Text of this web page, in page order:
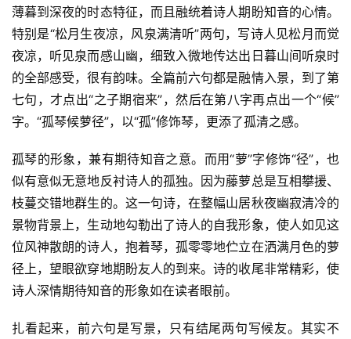
薄暮到深夜的时态特征，而且融统着诗人期盼知音的心情。
特别是“松月生夜凉，风泉满清听”两句，写诗人见松月而觉
夜凉，听见泉而感山幽，细致入微地传达出日暮山间听泉时
的全部感受，很有韵味。全篇前六句都是融情入景，到了第
七句，才点出“之子期宿来”，然后在第八字再点出一个“候”
字。“孤琴候萝径”，以“孤”修饰琴，更添了孤清之感。
孤琴的形象，兼有期待知音之意。而用“萝”字修饰“径”，也
似有意似无意地反衬诗人的孤独。因为藤萝总是互相攀援、
枝蔓交错地群生的。这一句诗，在整幅山居秋夜幽寂清冷的
景物背景上，生动地勾勒出了诗人的自我形象，使人如见这
位风神散朗的诗人，抱着琴，孤零零地伫立在洒满月色的萝
径上，望眼欲穿地期盼友人的到来。诗的收尾非常精彩，使
诗人深情期待知音的形象如在读者眼前。
扎看起来，前六句是写景，只有结尾两句写候友。其实不